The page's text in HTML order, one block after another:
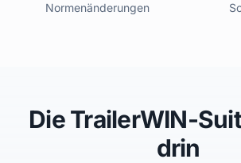
Normenänderungen
Die TrailerWIN-
drin